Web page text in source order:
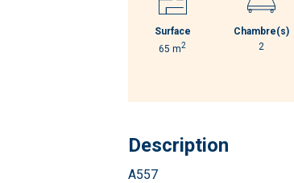
Surface
65 m2
Chambre(s)
2
Description
A557